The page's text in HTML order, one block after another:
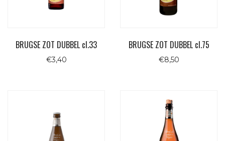
BRUGSE ZOT DUBBEL cl.33
€3,40
BRUGSE ZOT DUBBEL cl.75
€8,50